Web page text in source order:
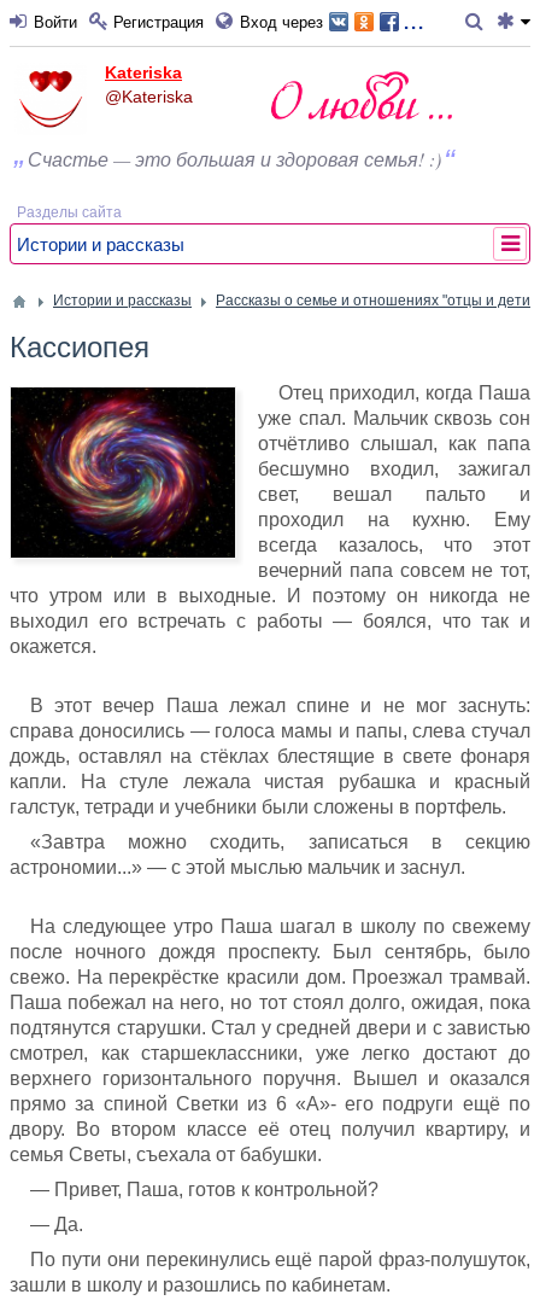
Войти Регистрация Вход через ...
Kateriska
@Kateriska
Счастье — это большая и здоровая семья! :)
Разделы сайта
Истории и рассказы
Истории и рассказы Рассказы о семье и отношениях "отцы и дети"
Кассиопея
Отец приходил, когда Паша
уже спал. Мальчик сквозь сон
отчётливо слышал, как папа
бесшумно входил, зажигал
свет, вешал пальто и
проходил на кухню. Ему
всегда казалось, что этот
вечерний папа совсем не тот,
что утром или в выходные. И поэтому он никогда не
выходил его встречать с работы — боялся, что так и
окажется.
В этот вечер Паша лежал спине и не мог заснуть:
справа доносились — голоса мамы и папы, слева стучал
дождь, оставлял на стёклах блестящие в свете фонаря
капли. На стуле лежала чистая рубашка и красный
галстук, тетради и учебники были сложены в портфель.
«Завтра можно сходить, записаться в секцию
астрономии...» — с этой мыслью мальчик и заснул.
На следующее утро Паша шагал в школу по свежему
после ночного дождя проспекту. Был сентябрь, было
свежо. На перекрёстке красили дом. Проезжал трамвай.
Паша побежал на него, но тот стоял долго, ожидая, пока
подтянутся старушки. Стал у средней двери и с завистью
смотрел, как старшеклассники, уже легко достают до
верхнего горизонтального поручня. Вышел и оказался
прямо за спиной Светки из 6 «А»- его подруги ещё по
двору. Во втором классе её отец получил квартиру, и
семья Светы, съехала от бабушки.
— Привет, Паша, готов к контрольной?
— Да.
По пути они перекинулись ещё парой фраз-полушуток,
зашли в школу и разошлись по кабинетам.